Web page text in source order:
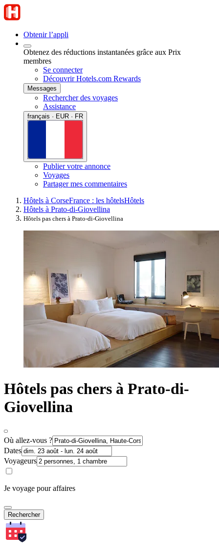
Obtenir l’appli
Obtenez des réductions instantanées grâce aux Prix
membres
Se connecter
Découvrir Hotels.com Rewards
Messages
Rechercher des voyages
Assistance
français · EUR · FR
Publier votre annonce
Voyages
Partager mes commentaires
Hôtels à CorseFrance : les hôtelsHôtels
Hôtels à Prato-di-Giovellina
Hôtels pas chers à Prato-di-Giovellina
Hôtels pas chers à Prato-di-
Giovellina
Où allez-vous ?
Dates
Voyageurs
Je voyage pour affaires
Rechercher